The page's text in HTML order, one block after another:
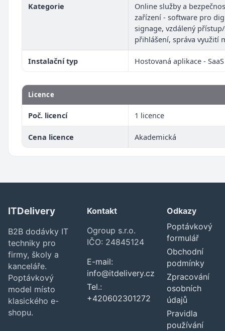
Kategorie
Online služby a
zařízení - software pro
signage, vzdálený
přihlášení, správa využití
Instalační typ Hostovaná aplikace - SaaS
Licence
Poč. licencí 1 licence
Cena licence Akademická
ITDelivery
B2B dodávky IT
techniky pro
firmy, školy a
kanceláře.
Poptávkový
model místo
klasického e-
shopu.
Kontakt
Ogroup s.r.o.
IČO: 24845124
E-mail:
info@itdelivery.cz
Tel.:
+420602301272
Odkazy
Poptávkový
formulář
Obchodní
podmínky
Zpracování
osobních
údajů
Pravidla
používání